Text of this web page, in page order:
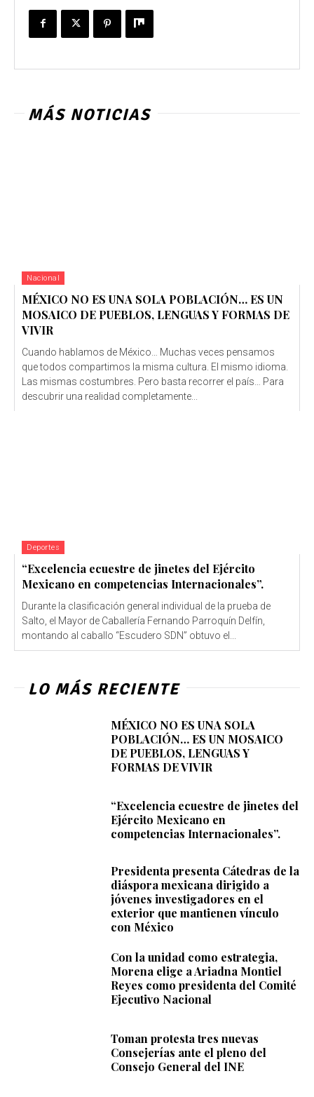
MÁS NOTICIAS
Nacional
MÉXICO NO ES UNA SOLA POBLACIÓN… ES UN
MOSAICO DE PUEBLOS, LENGUAS Y FORMAS DE
VIVIR
Cuando hablamos de México… Muchas veces pensamos
que todos compartimos la misma cultura. El mismo idioma.
Las mismas costumbres. Pero basta recorrer el país… Para
descubrir una realidad completamente...
Deportes
“Excelencia ecuestre de jinetes del Ejército
Mexicano en competencias Internacionales”.
Durante la clasificación general individual de la prueba de
Salto, el Mayor de Caballería Fernando Parroquín Delfín,
montando al caballo “Escudero SDN” obtuvo el...
LO MÁS RECIENTE
MÉXICO NO ES UNA SOLA
POBLACIÓN… ES UN MOSAICO
DE PUEBLOS, LENGUAS Y
FORMAS DE VIVIR
“Excelencia ecuestre de jinetes del
Ejército Mexicano en
competencias Internacionales”.
Presidenta presenta Cátedras de la
diáspora mexicana dirigido a
jóvenes investigadores en el
exterior que mantienen vínculo
con México
Con la unidad como estrategia,
Morena elige a Ariadna Montiel
Reyes como presidenta del Comité
Ejecutivo Nacional
Toman protesta tres nuevas
Consejerías ante el pleno del
Consejo General del INE